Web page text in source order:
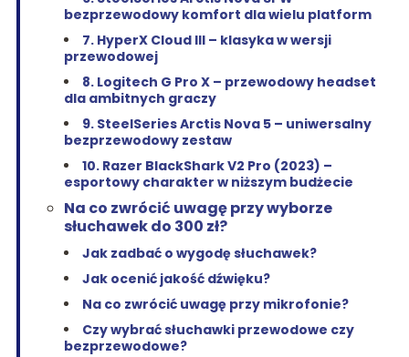
bezprzewodowy komfort dla wielu platform
7. HyperX Cloud III – klasyka w wersji
przewodowej
8. Logitech G Pro X – przewodowy headset
dla ambitnych graczy
9. SteelSeries Arctis Nova 5 – uniwersalny
bezprzewodowy zestaw
10. Razer BlackShark V2 Pro (2023) –
esportowy charakter w niższym budżecie
Na co zwrócić uwagę przy wyborze
słuchawek do 300 zł?
Jak zadbać o wygodę słuchawek?
Jak ocenić jakość dźwięku?
Na co zwrócić uwagę przy mikrofonie?
Czy wybrać słuchawki przewodowe czy
bezprzewodowe?